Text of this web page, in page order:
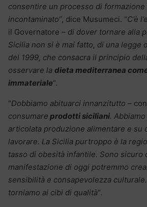
consentire un processo di
incontaminato“, dice Musumeci. “C’è
il Governatore – di dover tornare alla
Sicilia non si è mai fatto, di una legge
del 1999, che consacra il principio
osservare la dieta mediterranea
immateriale“.
“Dobbiamo abituarci innanzitutto –
consumare prodotti siciliani.
articolata produzione alimentare e su
lavorare. La Sicilia purtroppo è la
tasso di obesità infantile. Sono sicuro
manifestazione di oggi potremmo
sensibilità e consapevolezza
torniamo ai cibi di qualità“.